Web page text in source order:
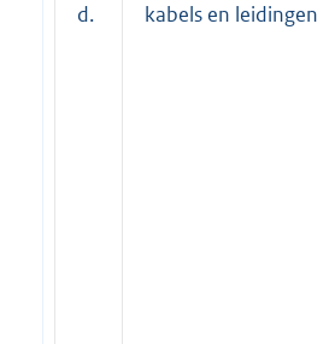
d. kabels en leidingen